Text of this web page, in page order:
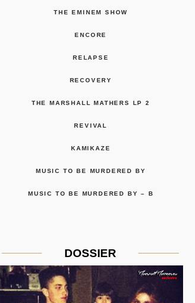
THE EMINEM SHOW
ENCORE
RELAPSE
RECOVERY
THE MARSHALL MATHERS LP 2
REVIVAL
KAMIKAZE
MUSIC TO BE MURDERED BY
MUSIC TO BE MURDERED BY – B
DOSSIER